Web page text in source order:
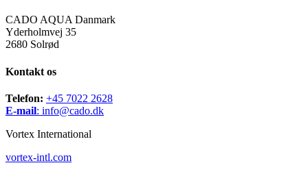
CADO AQUA Danmark
Yderholmvej 35
2680 Solrød
Kontakt os
Telefon: +45 7022 2628
E-mail: info@cado.dk
Vortex International
vortex-intl.com